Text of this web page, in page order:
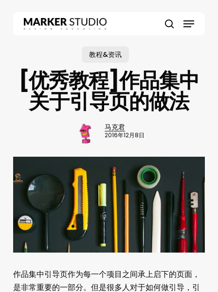
Menu
教程&资讯
[优秀教程]作品集中
关于引导页的做法
马克君
2016年12月8日
作品集中引导页作为每一个项目之间承上启下的页面，
是非常重要的一部分。但是很多人对于如何做引导，引